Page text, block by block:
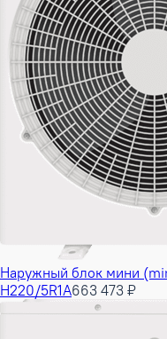
Наружный блок мини
H220/5R1A663 473 ₽